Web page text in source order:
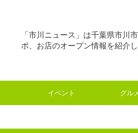
「市川ニュース」は千葉県市川
ポ、お店のオープン情報を紹介し
イベント グル